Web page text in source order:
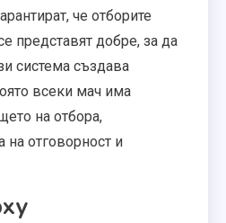
че отборите
представят добре, за да
система създава
всеки мач има
на отбора,
на отговорност и